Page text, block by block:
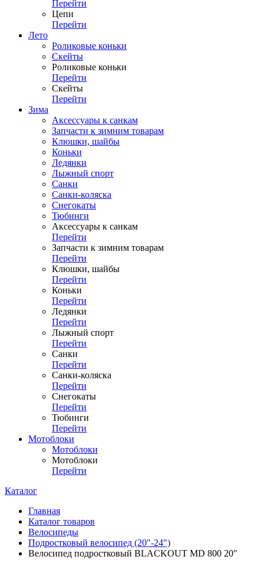
Перейти
Цепи
Перейти
Лето
Роликовые коньки
Скейты
Роликовые коньки
Перейти
Скейты
Перейти
Зима
Аксессуары к санкам
Запчасти к зимним товарам
Клюшки, шайбы
Коньки
Ледянки
Лыжный спорт
Санки
Санки-коляска
Снегокаты
Тюбинги
Аксессуары к санкам
Перейти
Запчасти к зимним товарам
Перейти
Клюшки, шайбы
Перейти
Коньки
Перейти
Ледянки
Перейти
Лыжный спорт
Перейти
Санки
Перейти
Санки-коляска
Перейти
Снегокаты
Перейти
Тюбинги
Перейти
Мотоблоки
Мотоблоки
Мотоблоки
Перейти
Каталог
Главная
Каталог товаров
Велосипеды
Подростковый велосипед (20"-24")
Велосипед подростковый BLACKOUT MD 800 20"